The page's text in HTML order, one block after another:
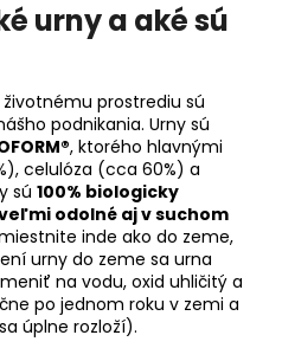
urny a aké sú
prostrediu sú
podnikania. Urny sú
, ktorého hlavnými
celulóza (cca 60%) a
sú 100% biologicky
odolné aj v suchom
inde ako do zeme,
urny do zeme sa urna
na vodu, oxid uhličitý a
po jednom roku v zemi a
úplne rozloží).